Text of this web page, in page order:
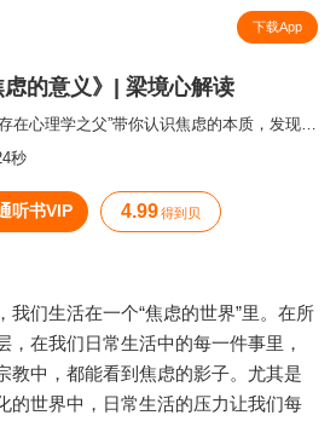
下载App
虑的意义》| 梁境心解读
“美国存在心理学之父”带你认识焦虑的本质，发现焦虑的积极作用。
秒
听书VIP 4.99 得到贝
我们生活在一个“焦虑的世界”里。在所
，在我们日常生活中的每一件事里，
教中，都能看到焦虑的影子。尤其是
的世界中，日常生活的压力让我们每